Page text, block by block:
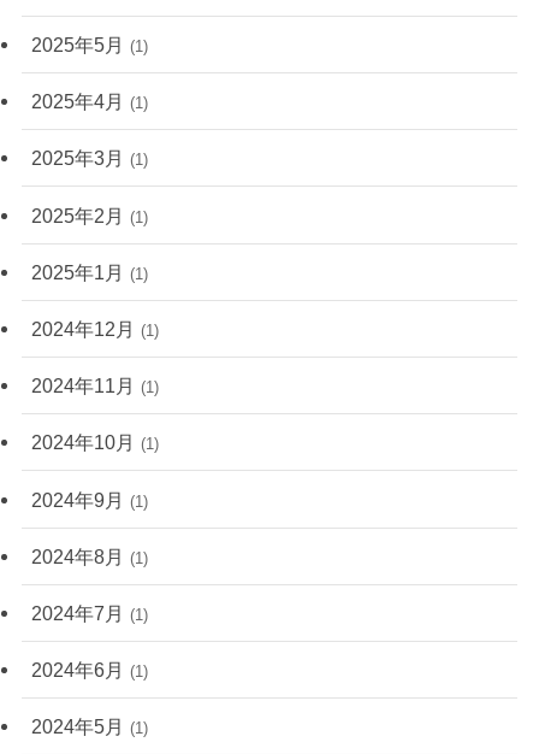
2025年5月 (1)
2025年4月 (1)
2025年3月 (1)
2025年2月 (1)
2025年1月 (1)
2024年12月 (1)
2024年11月 (1)
2024年10月 (1)
2024年9月 (1)
2024年8月 (1)
2024年7月 (1)
2024年6月 (1)
2024年5月 (1)